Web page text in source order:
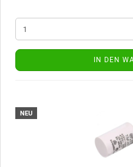
IN DEN
NEU